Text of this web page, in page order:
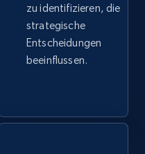
Jetzt anfangen
description,
zu identifizieren, die
strategische
Entscheidungen
beeinflussen.